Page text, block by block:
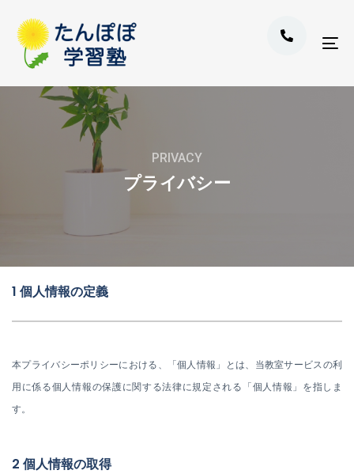
Skip
links
primary
navigation
PRIVACY
プライバシー
1 個人情報の定義
本プライバシーポリシーにおける、「個人情報」とは、当教室サービスの利
用に係る個人情報の保護に関する法律に規定される「個人情報」を指しま
す。
2 個人情報の取得